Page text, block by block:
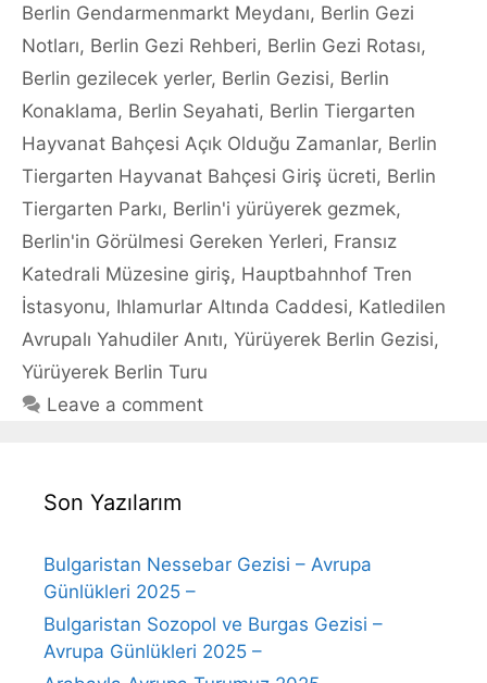
Berlin Gendarmenmarkt Meydanı, Berlin Gezi
Notları, Berlin Gezi Rehberi, Berlin Gezi Rotası,
Berlin gezilecek yerler, Berlin Gezisi, Berlin
Konaklama, Berlin Seyahati, Berlin Tiergarten
Hayvanat Bahçesi Açık Olduğu Zamanlar, Berlin
Tiergarten Hayvanat Bahçesi Giriş ücreti, Berlin
Tiergarten Parkı, Berlin'i yürüyerek gezmek,
Berlin'in Görülmesi Gereken Yerleri, Fransız
Katedrali Müzesine giriş, Hauptbahnhof Tren
İstasyonu, Ihlamurlar Altında Caddesi, Katledilen
Avrupalı Yahudiler Anıtı, Yürüyerek Berlin Gezisi,
Yürüyerek Berlin Turu
Leave a comment
Son Yazılarım
Bulgaristan Nessebar Gezisi – Avrupa
Günlükleri 2025 –
Bulgaristan Sozopol ve Burgas Gezisi –
Avrupa Günlükleri 2025 –